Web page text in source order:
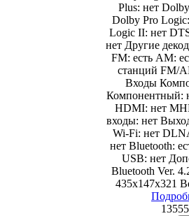
Plus: нет
Dolby Pro
Logic II: нет
нет Другие
FM: есть AM:
станций FM/
Входы
Компонентный:
HDMI: нет
входы: нет
Wi-Fi: нет
нет Bluetooth:
USB: нет
Bluetooth Ver.
435x147x321